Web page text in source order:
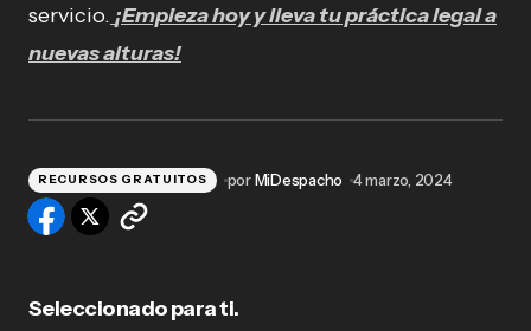
servicio. ¡Empieza hoy y lleva tu práctica legal a
nuevas alturas!
RECURSOS GRATUITOS porMiDespacho 4 marzo, 2024
Seleccionado para ti.